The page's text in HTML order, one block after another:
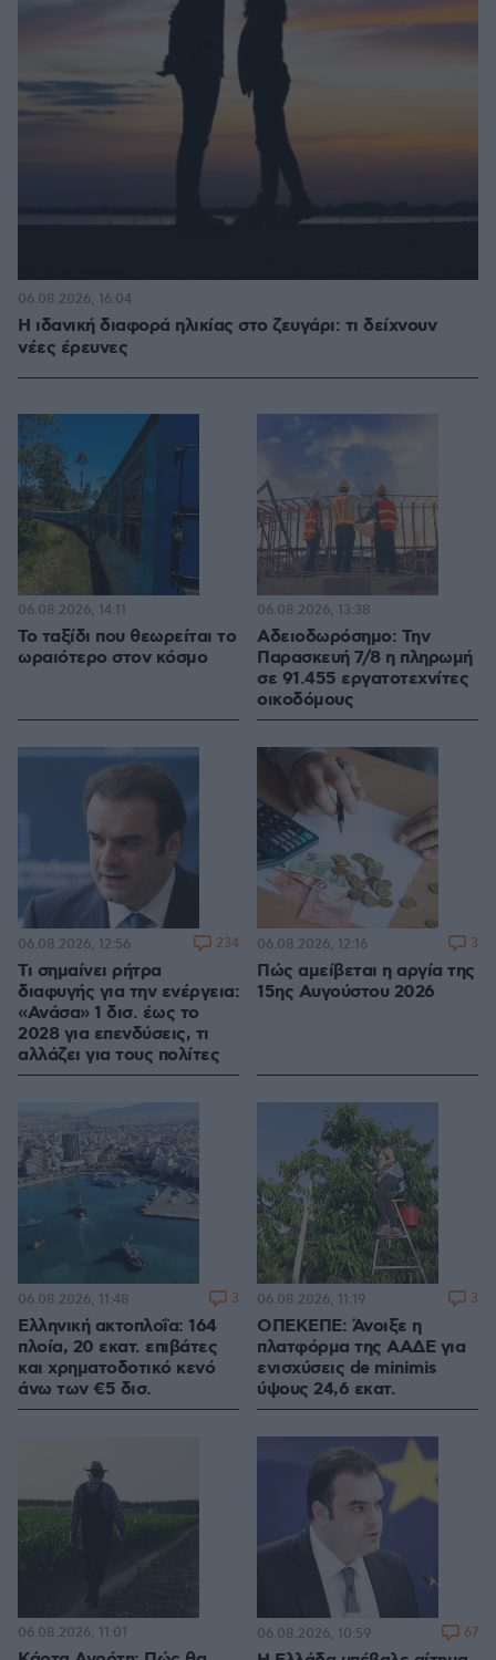
Η ιδανική διαφορά ηλικίας στο ζευγάρι: τι δείχνουν
νέες έρευνες
06.08.2026, 16:04
Το ταξίδι που θεωρείται το
ωραιότερο στον κόσμο
06.08.2026, 14:11
Αδειοδωρόσημο: Την
Παρασκευή 7/8 η πληρωμή
σε 91.455 εργατοτεχνίτες
οικοδόμους
06.08.2026, 13:38
Τι σημαίνει ρήτρα
διαφυγής για την ενέργεια:
«Ανάσα» 1 δισ. έως το
2028 για επενδύσεις, τι
αλλάζει για τους πολίτες
06.08.2026, 12:56 234
Πώς αμείβεται η αργία της
15ης Αυγούστου 2026
06.08.2026, 12:16 3
Ελληνική ακτοπλοΐα: 164
πλοία, 20 εκατ. επιβάτες
και χρηματοδοτικό κενό
άνω των €5 δισ.
06.08.2026, 11:48 3
ΟΠΕΚΕΠΕ: Άνοιξε η
πλατφόρμα της ΑΑΔΕ για
ενισχύσεις de minimis
ύψους 24,6 εκατ.
06.08.2026, 11:19 3
06.08.2026, 11:01 06.08.2026, 10:59 67